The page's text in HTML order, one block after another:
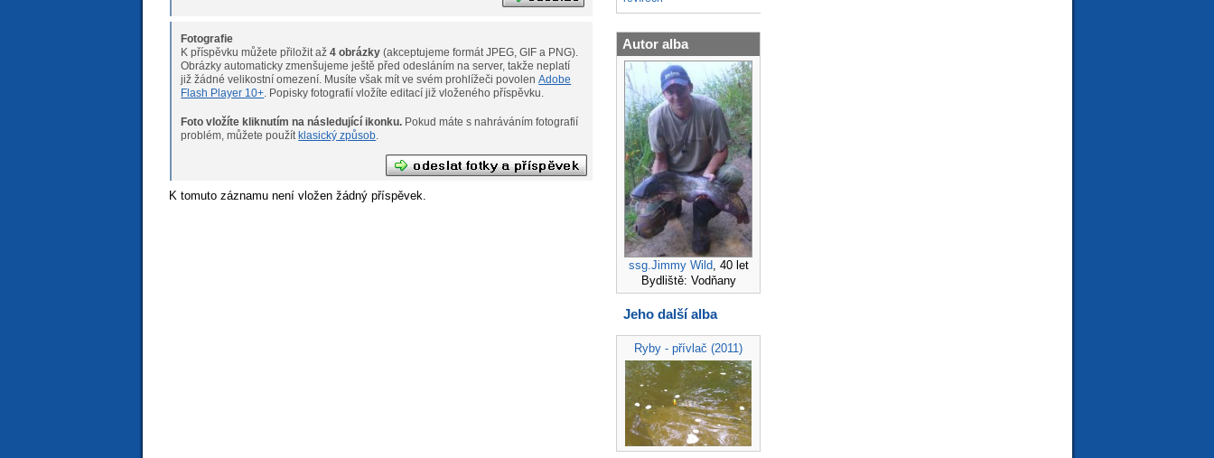
Fotografie
K příspěvku můžete přiložit až4 obrázky (akceptujeme formát JPEG, GIF a PNG).
Obrázky automaticky zmenšujeme ještě před odesláním na server, takže neplatí
již žádné velikostní omezení. Musíte však mít ve svém prohlížeči povolenAdobe
Flash Player 10+ . Popisky fotografií vložíte editací již vloženého příspěvku.
Foto vložíte kliknutím na následující ikonku.
problém, můžete použítklasický způsob
K tomuto záznamu není vložen žádný příspěvek.
Autor alba
ssg.Jimmy Wild, 40 let
Bydliště: Vodňany
Jeho další alba
Ryby - přívlač (2011)